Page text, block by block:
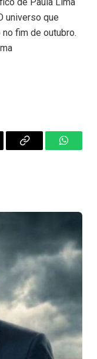
universo que
fim de outubro.
Copy